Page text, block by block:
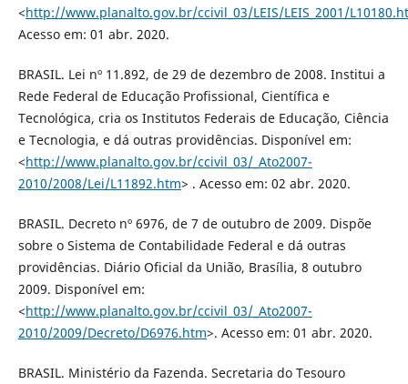
<http://www.planalto.gov.br/ccivil_03/LEIS/LEIS_2001/
Acesso em: 01 abr. 2020.
BRASIL. Lei nº 11.892, de 29 de dezembro de 2008. Institui a
Rede Federal de Educação Profissional, Científica e
Tecnológica, cria os Institutos Federais de Educação, Ciência
e Tecnologia, e dá outras providências. Disponível em:
<http://www.planalto.gov.br/ccivil_03/_Ato2007-
2010/2008/Lei/L11892.htm> . Acesso em: 02 abr. 2020.
BRASIL. Decreto nº 6976, de 7 de outubro de 2009. Dispõe
sobre o Sistema de Contabilidade Federal e dá outras
providências. Diário Oficial da União, Brasília, 8 outubro
2009. Disponível em:
<http://www.planalto.gov.br/ccivil_03/_Ato2007-
2010/2009/Decreto/D6976.htm>. Acesso em: 01 abr. 2020.
BRASIL. Ministério da Fazenda. Secretaria do Tesouro